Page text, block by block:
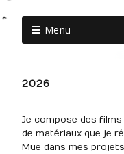
Menu
2026
Je compose des
de matériaux que je
Mue dans mes